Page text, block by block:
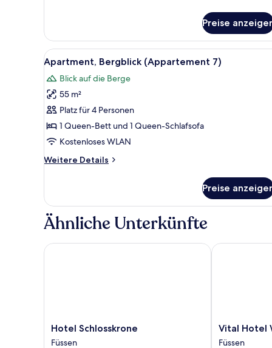
(Appartement
4)
Preise
Alle
Fotos
für
Apartment,
Bergblick
(Appartement
7)
Ein modernes Interieur mit
15
Apartment, Bergblick (Appartement 7)
Blick auf die Berge
55 m²
Platz für 4 Personen
1 Queen-Bett und 1 Queen-Schlafsofa
Kostenloses WLAN
Weitere Details
Weitere
Bergblick
(Appartement
7)
Preise
Ähnliche Unterkünfte
Hotel
Schlosskrone
Hotel Schlosskrone
Füssen
Hotel Schlosskrone
Vital
Hotel
Vital Hotel
Füssen
Vital Hotel